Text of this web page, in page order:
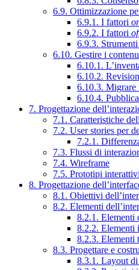
6.9. Ottimizzazione
6.9.1. I fattori
6.9.2. I fattori
6.9.3.
6.10. Gestire i
6.10.1.
6.10.2.
6.10.3. Migrare
6.10.4.
7. Progettazione
7.1. Caratteristiche
7.2. User stories per
7.2.1.
7.3. Flussi di
7.4. Wireframe
7.5. Prototipi interattivi
8. Progettazione
8.1. Obiettivi
8.2. Elementi
8.2.1. Elementi
8.2.2. Elementi
8.2.3. Elementi
8.3. Progettare e
8.3.1. Layout di